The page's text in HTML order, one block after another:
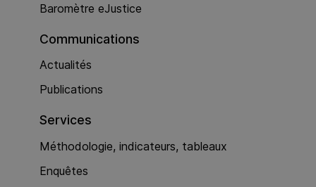
Baromètre eJustice
Communications
Actualités
Publications
Services
Méthodologie, indicateurs, tableaux
Enquêtes